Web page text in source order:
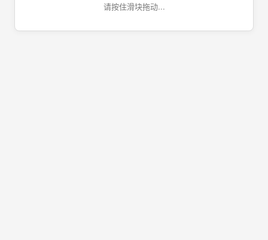
请按住滑块拖动...